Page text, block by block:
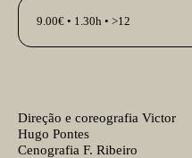
InformaÃ§Ã£o adicional
9.00€ • 1.30h • >12
Direção e coreografia Victor
Hugo Pontes
Cenografia F. Ribeiro